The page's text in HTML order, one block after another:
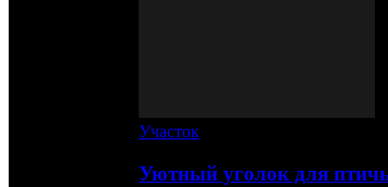
Участок
Уютный уголок для